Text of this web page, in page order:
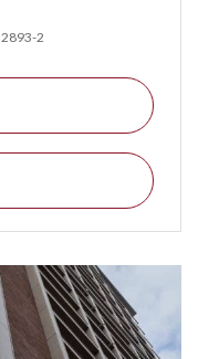
2893-2